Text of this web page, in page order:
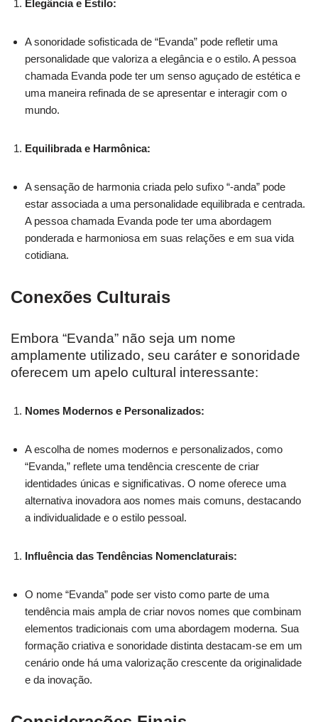
Elegância e Estilo:
A sonoridade sofisticada de “Evanda” pode refletir uma
personalidade que valoriza a elegância e o estilo. A pessoa
chamada Evanda pode ter um senso aguçado de estética e
uma maneira refinada de se apresentar e interagir com o
mundo.
Equilibrada e Harmônica:
A sensação de harmonia criada pelo sufixo “-anda” pode
estar associada a uma personalidade equilibrada e centrada.
A pessoa chamada Evanda pode ter uma abordagem
ponderada e harmoniosa em suas relações e em sua vida
cotidiana.
Conexões Culturais
Embora “Evanda” não seja um nome
amplamente utilizado, seu caráter e sonoridade
oferecem um apelo cultural interessante:
Nomes Modernos e Personalizados:
A escolha de nomes modernos e personalizados, como
“Evanda,” reflete uma tendência crescente de criar
identidades únicas e significativas. O nome oferece uma
alternativa inovadora aos nomes mais comuns, destacando
a individualidade e o estilo pessoal.
Influência das Tendências Nomenclaturais:
O nome “Evanda” pode ser visto como parte de uma
tendência mais ampla de criar novos nomes que combinam
elementos tradicionais com uma abordagem moderna. Sua
formação criativa e sonoridade distinta destacam-se em um
cenário onde há uma valorização crescente da originalidade
e da inovação.